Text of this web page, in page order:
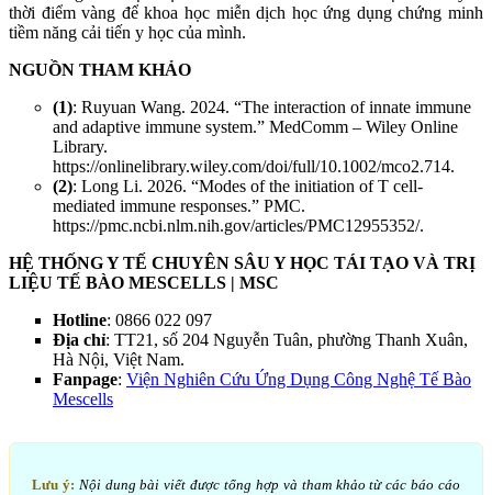
thời điểm vàng để khoa học miễn dịch học ứng dụng chứng minh
tiềm năng cải tiến y học của mình.
NGUỒN THAM KHẢO
(1): Ruyuan Wang. 2024. “The interaction of innate immune
and adaptive immune system.” MedComm – Wiley Online
Library.
https://onlinelibrary.wiley.com/doi/full/10.1002/mco2.714.
(2): Long Li. 2026. “Modes of the initiation of T cell-
mediated immune responses.” PMC.
https://pmc.ncbi.nlm.nih.gov/articles/PMC12955352/.
HỆ THỐNG Y TẾ CHUYÊN SÂU Y HỌC TÁI TẠO VÀ TRỊ
LIỆU TẾ BÀO MESCELLS | MSC
Hotline: 0866 022 097
Địa chỉ: TT21, số 204 Nguyễn Tuân, phường Thanh Xuân,
Hà Nội, Việt Nam.
Fanpage: Viện Nghiên Cứu Ứng Dụng Công Nghệ Tế Bào
Mescells
Lưu ý: Nội dung bài viết được tổng hợp và tham khảo từ các báo cáo